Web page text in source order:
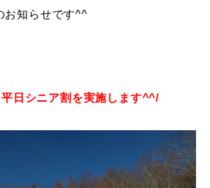
お知らせです^^
日シニア割を実施します^^/